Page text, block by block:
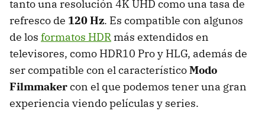
tanto una resolución 4K UHD como una tasa de
refresco de 120 Hz. Es compatible con algunos
de los formatos HDR más extendidos en
televisores, como HDR10 Pro y HLG, además de
ser compatible con el característicoModo
Filmmakercon el que podemos tener una gran
experiencia viendo películas y series.